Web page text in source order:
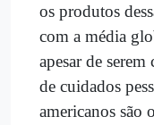
os produtos
com a média
apesar de
de cuidados
americanos são